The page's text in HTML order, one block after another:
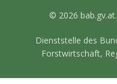
© 2026
Dienststelle des
Forstwirtschaft,